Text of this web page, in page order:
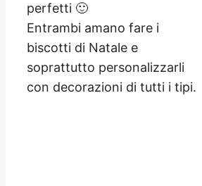
perfetti 🙂
Entrambi amano fare i
biscotti di Natale e
soprattutto personalizzarli
con decorazioni di tutti i tipi.